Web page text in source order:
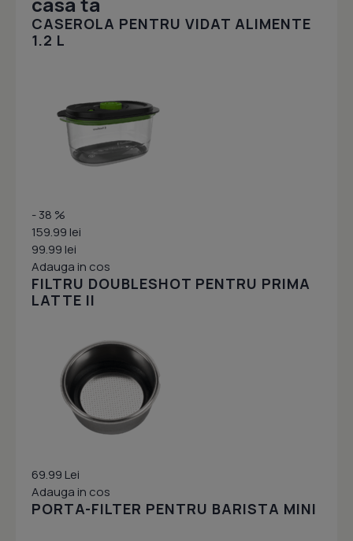
CASEROLA PENTRU VIDAT ALIMENTE
1.2 L
- 38 %
159.99 lei
99.99 lei
Adauga in cos
FILTRU DOUBLESHOT PENTRU PRIMA
LATTE II
69.99 Lei
Adauga in cos
PORTA-FILTER PENTRU BARISTA MINI